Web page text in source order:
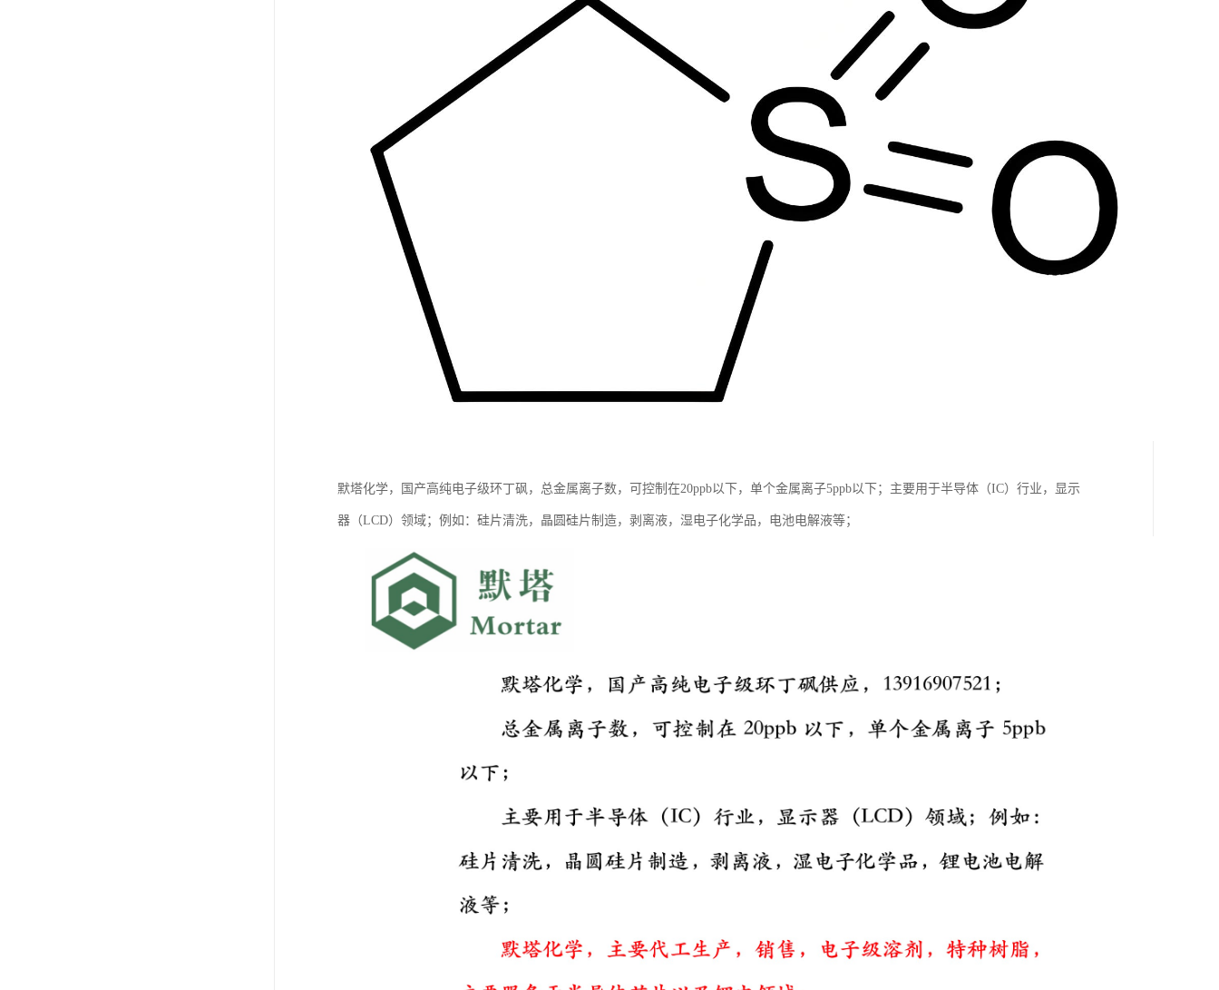
默塔化学，国产高纯电子级环丁砜，总金属离子数，可控制在20ppb以下，单个金属离子5ppb以下；主要用于半导体（IC）行业，显示
器（LCD）领域；例如：硅片清洗，晶圆硅片制造，剥离液，湿电子化学品，电池电解液等；